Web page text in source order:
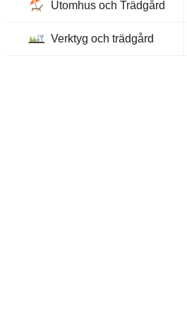
Utomhus och Trädgård
Verktyg och trädgård